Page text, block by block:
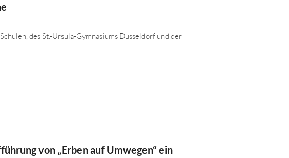
des St.-Ursula-Gymnasiums Düsseldorf und der
von „Erben auf Umwegen“ ein